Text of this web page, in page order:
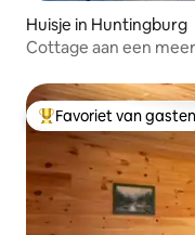
Huisje in Huntingburg
Cottage aan een
Topfavoriet van
Favoriet van gasten